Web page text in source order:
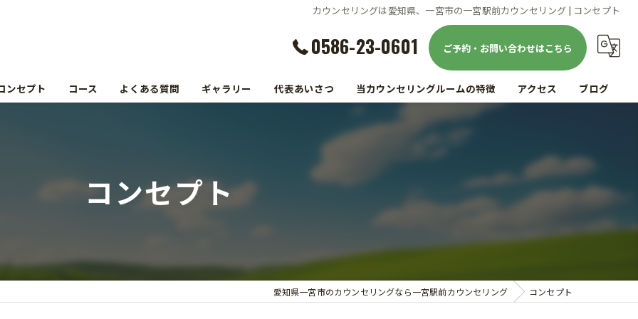
カウンセリングは愛知県、一宮市の一宮駅前カウンセリング | コンセプト
0586-23-0601 ご予約・お問い合わせはこちら
ンセプト コース よくある質問 ギャラリー 代表あいさつ 当カウンセリングルームの特徴
駅前
アクセス ブログ
コンセプト
愛知県一宮市のカウンセリングなら一宮駅前カウンセリング コンセプト